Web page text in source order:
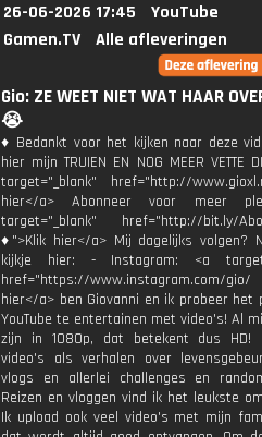
26-06-2026 17:45
YouTube
Gamen.TV
Alle afleveringen
Gio: ZE WEET NIET WAT HAAR
😭
♦ Bedankt voor het kijken naar deze
hier mijn TRUIEN EN NOG MEER VETTE
target="_blank" href="http://
hier</a> Abonneer voor meer
target="_blank" href="http://bit.ly/
♦">Klik hier</a> Mij dagelijks volgen?
kijkje hier: - Instagram: <a
href="https://www.instagram.com/
hier</a> ben Giovanni en ik probeer het
YouTube te entertainen met video's! Al
zijn in 1080p, dat betekent dus HD!
video's als verhalen over
vlogs en allerlei challenges en
Reizen en vloggen vind ik het leukste
Ik upload ook veel video's met mijn